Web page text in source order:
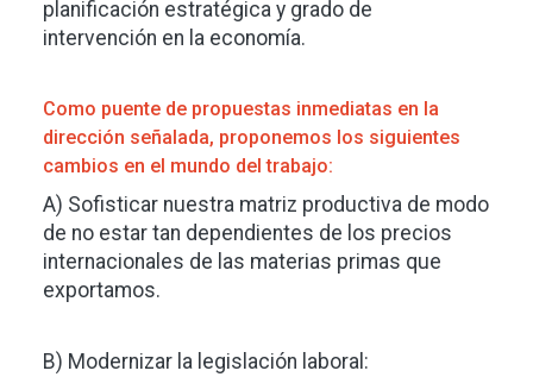
planificación estratégica y grado de
intervención en la economía.
Como puente de propuestas inmediatas en la
dirección señalada, proponemos los siguientes
cambios en el mundo del trabajo:
A) Sofisticar nuestra matriz productiva de modo
de no estar tan dependientes de los precios
internacionales de las materias primas que
exportamos.
B) Modernizar la legislación laboral: